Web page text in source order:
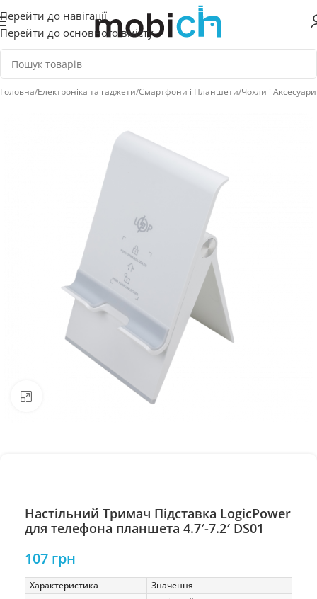
Перейти до навігації
Перейти до основного вмісту
Головна/Електроніка та гаджети/Смартфони і Планшети/Чохли і Аксесуари
Натисніть, щоб збільшити
Настільний Тримач Підставка LogicPower
для телефона планшета 4.7′-7.2′ DS01
107 грн
Характеристика Значення